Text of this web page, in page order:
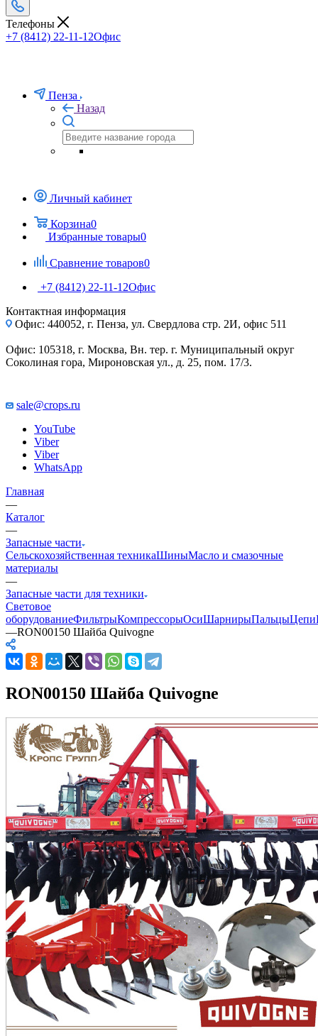
Телефоны
+7 (8412) 22-11-12Офис
Пенза
Назад
Личный кабинет
Корзина0
Избранные товары0
Сравнение товаров0
+7 (8412) 22-11-12Офис
Контактная информация
Офис: 440052, г. Пенза, ул. Свердлова стр. 2И, офис 511
Офис: 105318, г. Москва, Вн. тер. г. Муниципальный округ
Соколиная гора, Мироновская ул., д. 25, пом. 17/3.
sale@crops.ru
YouTube
Viber
Viber
WhatsApp
Главная
—
Каталог
—
Запасные части
Сельскохозяйственная техникаШиныМасло и смазочные
материалы
—
Запасные части для техники
Световое
оборудованиеФильтрыКомпрессорыОсиШарнирыПальцыЦепи
—RON00150 Шайба Quivogne
RON00150 Шайба Quivogne